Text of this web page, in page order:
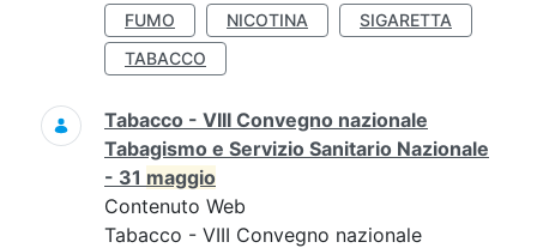
FUMO NICOTINA
SIGARETTA
TABACCO
Tabacco - VIII Convegno nazionale
Tabagismo e Servizio Sanitario Nazionale
- 31 maggio
Contenuto Web
Tabacco - VIII Convegno nazionale